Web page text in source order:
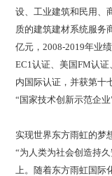
设、工业建筑和民用、
质的建筑建材系统服务
亿元，2008-2019年业
EC1认证、美国FM认
内国际认证，并获第十
“国家技术创新示范企业
实现世界东方雨虹的梦
“为人类为社会创造持
上。随着东方雨虹国际